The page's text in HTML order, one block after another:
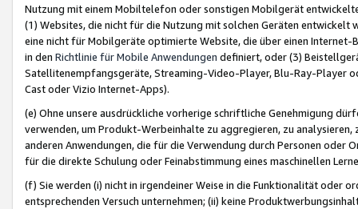
Nutzung mit einem Mobiltelefon oder sonstigen Mobilgerät
(1) Websites, die nicht für die Nutzung mit solchen Geräten
eine nicht für Mobilgeräte optimierte Website, die über einen
in den Richtlinie für Mobile Anwendungen definiert, oder (3)
Satellitenempfangsgeräte, Streaming-Video-Player, Blu-Ray-Player
Cast oder Vizio Internet-Apps).
(e) Ohne unsere ausdrückliche vorherige schriftliche Genehmigung
verwenden, um Produkt-Werbeinhalte zu aggregieren, zu
anderen Anwendungen, die für die Verwendung durch Personen
für die direkte Schulung oder Feinabstimmung eines maschinellen
(f) Sie werden (i) nicht in irgendeiner Weise in die Funktionalität oder
entsprechenden Versuch unternehmen; (ii) keine